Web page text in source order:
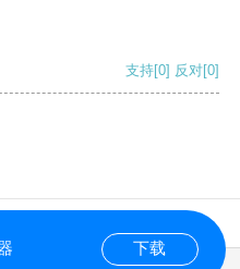
支持[0] 反对[0]
下载